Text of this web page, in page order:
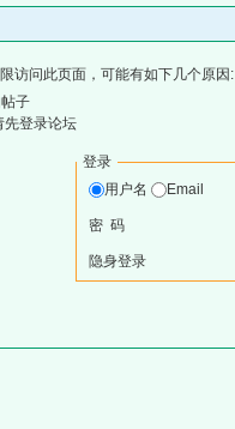
访问此页面，可能有如下几个原因:
子
先登录论坛
登录
用户名
Email
密 码
隐身登录